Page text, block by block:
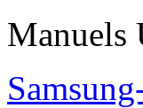
Manuels